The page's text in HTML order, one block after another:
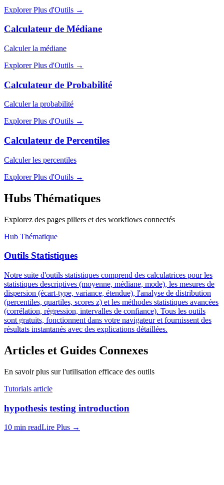
Explorer Plus d'Outils →
Calculateur de Médiane
Calculer la médiane
Explorer Plus d'Outils →
Calculateur de Probabilité
Calculer la probabilité
Explorer Plus d'Outils →
Calculateur de Percentiles
Calculer les percentiles
Explorer Plus d'Outils →
Hubs Thématiques
Explorez des pages piliers et des workflows connectés
Hub Thématique
Outils Statistiques
Notre suite d'outils statistiques comprend des calculatrices pour les
statistiques descriptives (moyenne, médiane, mode), les mesures de
dispersion (écart-type, variance, étendue), l'analyse de distribution
(percentiles, quartiles, scores z) et les méthodes statistiques avancées
(corrélation, régression, intervalles de confiance). Tous les outils
sont gratuits, fonctionnent dans votre navigateur et fournissent des
résultats instantanés avec des explications détaillées.
Articles et Guides Connexes
En savoir plus sur l'utilisation efficace des outils
Tutorials article
hypothesis testing introduction
10 min readLire Plus →